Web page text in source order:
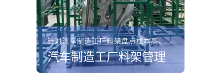
针对汽车制造工厂料架盘点成本高、位置不明的痛点，坤锐电子...
汽车制造工厂料架管理